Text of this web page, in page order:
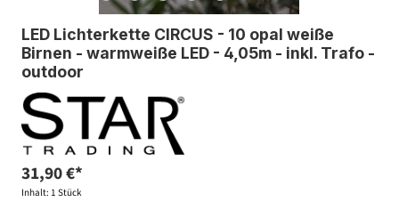
LED Lichterkette CIRCUS - 10 opal weiße
Birnen - warmweiße LED - 4,05m - inkl. Trafo -
outdoor
31,90 €*
Inhalt: 1 Stück